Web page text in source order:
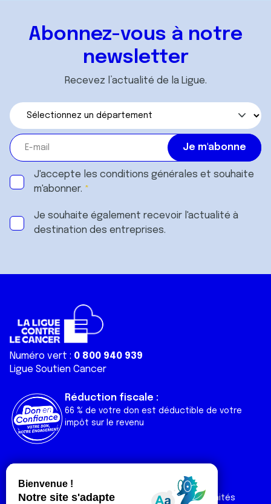
Abonnez-vous à notre
newsletter
Recevez l’actualité de la Ligue.
J'accepte les conditions générales et souhaite
m'abonner.
Je souhaite également recevoir l'actualité à
destination des entreprises.
Numéro vert : 0 800 940 939
Ligue Soutien Cancer
Réduction fiscale :
66 % de votre don est déductible de votre
impôt sur le revenu
Liens utiles
Nos actualités
Nos publications
Espace Ligue & comités